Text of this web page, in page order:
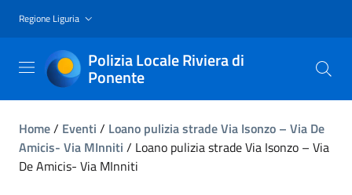
Regione Liguria
Polizia Locale Riviera di
Ponente
Home/ Eventi / Loano pulizia strade Via Isonzo – Via De
Amicis- Via MInniti / Loano pulizia strade Via Isonzo – Via
De Amicis- Via MInniti